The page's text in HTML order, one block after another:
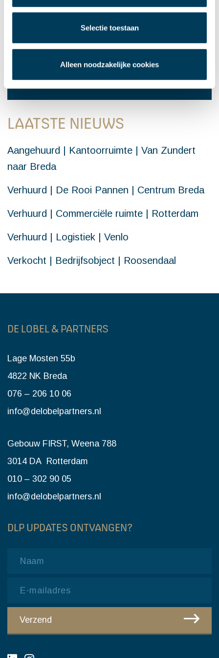
Selectie toestaan
Alleen noodzakelijke cookies
WILT U MEER INFORMATIE N.A.V. DIT
ARTIKEL
LAATSTE NIEUWS
Aangehuurd | Kantoorruimte | Van Zundert
naar Breda
Verhuurd | De Rooi Pannen | Centrum Breda
Verhuurd | Commerciële ruimte | Rotterdam
Verhuurd | Logistiek | Venlo
Verkocht | Bedrijfsobject | Roosendaal
DE LOBEL & PARTNERS
Lage Mosten 55b
4822 NK Breda
076 – 206 10 06
info@delobelpartners.nl
Gebouw FIRST, Weena 788
3014 DA Rotterdam
010 – 302 90 05
info@delobelpartners.nl
DLP UPDATES ONTVANGEN?
Verzend